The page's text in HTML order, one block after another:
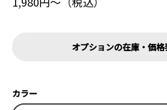
オプションの在庫・価格
カラー